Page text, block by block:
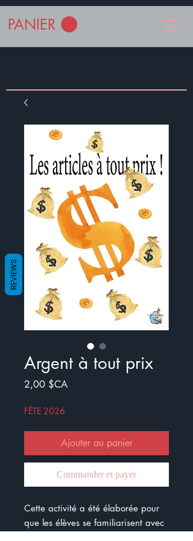
PANIER
Argent à tout prix
2,00 $CAPrix
FÊTE 2026
Ajouter au panier
Commander et payer
Cette activité a été élaborée pour
que les élèves se familiarisent avec
REVIEWS